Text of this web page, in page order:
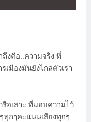
งคือ..ความจริง ที่
มืองมันยังไกลตัวเรา
อเสาะ ที่มอบความไว้
กๆคะแนนเสียงทุกๆ